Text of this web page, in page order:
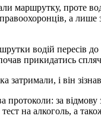
маршрутку, проте
а лише
водій пересів
прикидатись
затримали, і він
протоколи: за відмову
на алкоголь, а